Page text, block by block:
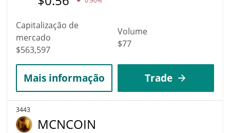
Capitalização de
mercado
$563,597
Volume
$77
Mais informação Trade
3443
MCNCOIN